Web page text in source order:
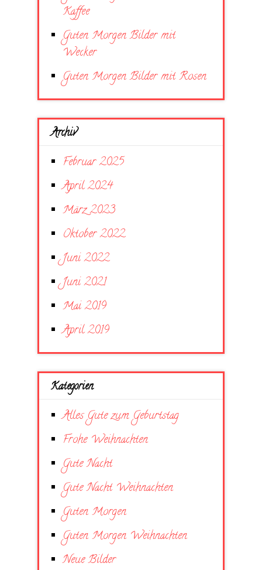
Kaffee
Guten Morgen Bilder mit
Wecker
Guten Morgen Bilder mit Rosen
Archiv
Februar 2025
April 2024
März 2023
Oktober 2022
Juni 2022
Juni 2021
Mai 2019
April 2019
Kategorien
Alles Gute zum Geburtstag
Frohe Weihnachten
Gute Nacht
Gute Nacht Weihnachten
Guten Morgen
Guten Morgen Weihnachten
Neue Bilder